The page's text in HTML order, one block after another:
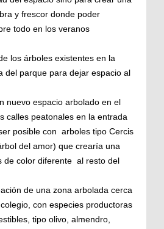
y frescor donde poder
todo en los veranos
los árboles existentes en la
del parque para dejar espacio al
nuevo espacio arbolado en el
calles peatonales en la entrada
posible con arboles tipo Cercis
del amor) que crearía una
de color diferente al resto del
de una zona arbolada cerca
con especies productoras
tipo olivo, almendro,